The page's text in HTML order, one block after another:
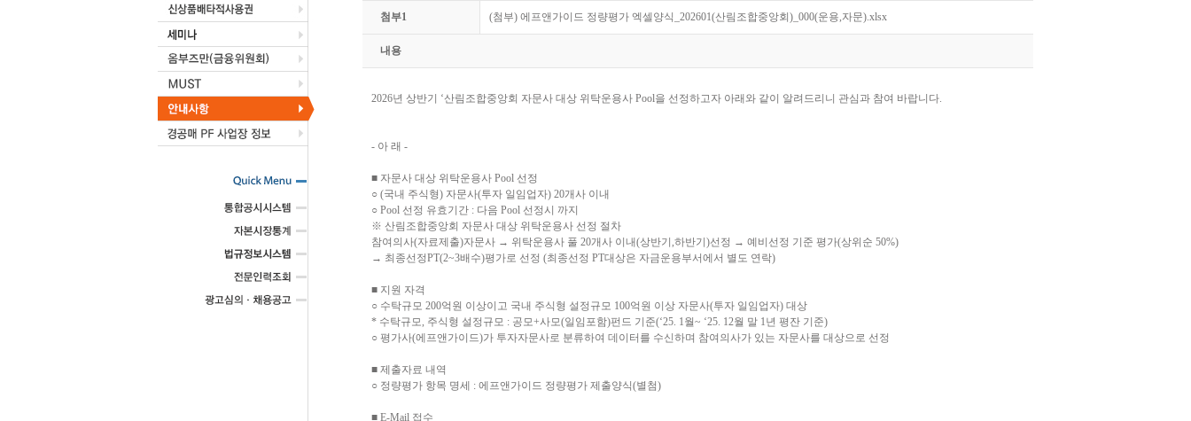
첨부1 (첨부) 에프앤가이드 정량평가 엑셀양식_202601(산림조합중앙회)_000(운용,자문).xlsx
내용
2026년 상반기 ‘산림조합중앙회 자문사 대상 위탁운용사 Pool을 선정하고자 아래와 같이 알려드리니 관심과 참여 바랍니다.
- 아 래 -
■ 자문사 대상 위탁운용사 Pool 선정
○ (국내 주식형) 자문사(투자 일임업자) 20개사 이내
○ Pool 선정 유효기간 : 다음 Pool 선정시 까지
※ 산림조합중앙회 자문사 대상 위탁운용사 선정 절차
참여의사(자료제출)자문사 → 위탁운용사 풀 20개사 이내(상반기,하반기)선정 → 예비선정 기준 평가(상위순 50%)
→ 최종선정PT(2~3배수)평가로 선정 (최종선정 PT대상은 자금운용부서에서 별도 연락)
■ 지원 자격
○ 수탁규모 200억원 이상이고 국내 주식형 설정규모 100억원 이상 자문사(투자 일임업자) 대상
* 수탁규모, 주식형 설정규모 : 공모+사모(일임포함)펀드 기준(‘25. 1월~ ‘25. 12월 말 1년 평잔 기준)
○ 평가사(에프앤가이드)가 투자자문사로 분류하여 데이터를 수신하며 참여의사가 있는 자문사를 대상으로 선정
■ 제출자료 내역
○ 정량평가 항목 명세 : 에프앤가이드 정량평가 제출양식(별첨)
■ E-Mail 접수